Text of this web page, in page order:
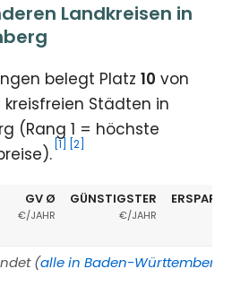
Landkreisen in
belegt Platz10 von
Städten in
(Rang 1 = höchste
[1] [2]
GV Ø
€/JAHR
GÜNSTIGSTER
€/JAHR
(alle in Baden-Württemberg